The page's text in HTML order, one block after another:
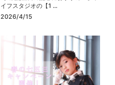
イフスタジオの【1 ...
2026/4/15